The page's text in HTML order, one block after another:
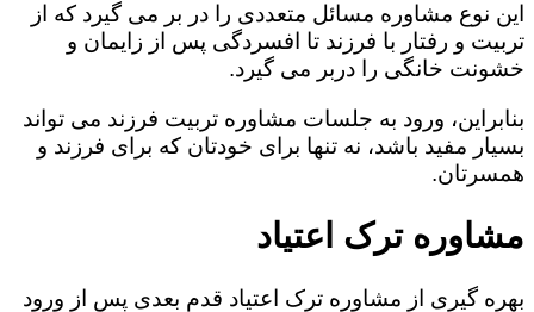
این نوع مشاوره مسائل متعددی را در بر می گیرد که از
تربیت و رفتار با فرزند تا افسردگی پس از زایمان و
خشونت خانگی را دربر می گیرد.
بنابراین، ورود به جلسات مشاوره تربیت فرزند می تواند
بسیار مفید باشد، نه تنها برای خودتان که برای فرزند و
همسرتان.
مشاوره ترک اعتیاد
بهره گیری از مشاوره ترک اعتیاد قدم بعدی پس از ورود